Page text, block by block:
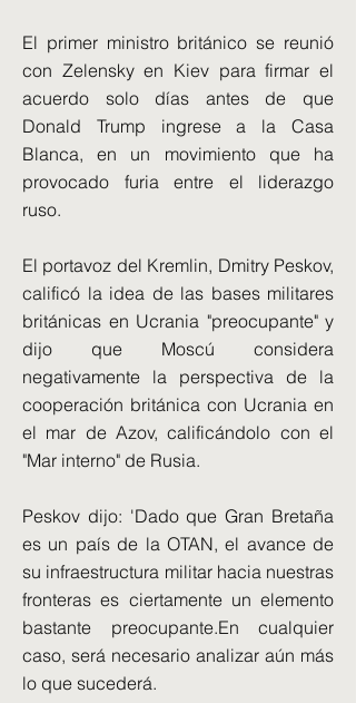
El primer ministro británico se reunió
con Zelensky en Kiev para firmar el
acuerdo solo días antes de que
Donald Trump ingrese a la Casa
Blanca, en un movimiento que ha
provocado furia entre el liderazgo
ruso.
El portavoz del Kremlin, Dmitry Peskov,
calificó la idea de las bases militares
británicas en Ucrania "preocupante" y
dijo que Moscú considera
negativamente la perspectiva de la
cooperación británica con Ucrania en
el mar de Azov, calificándolo con el
"Mar interno" de Rusia.
Peskov dijo: 'Dado que Gran Bretaña
es un país de la OTAN, el avance de
su infraestructura militar hacia nuestras
fronteras es ciertamente un elemento
bastante preocupante.En cualquier
caso, será necesario analizar aún más
lo que sucederá.